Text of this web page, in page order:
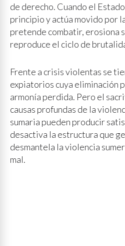
de derecho. Cuando el
principio y actúa movido por
pretende combatir, erosiona
reproduce el ciclo de
Frente a crisis violentas se
expiatorios cuya eliminación
armonía perdida. Pero el
causas profundas de la
sumaria pueden producir
desactiva la estructura que
desmantela la violencia
mal.